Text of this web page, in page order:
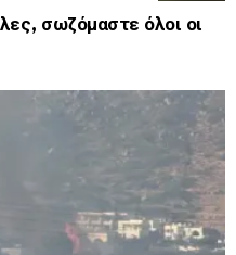
σωζόμαστε όλοι οι